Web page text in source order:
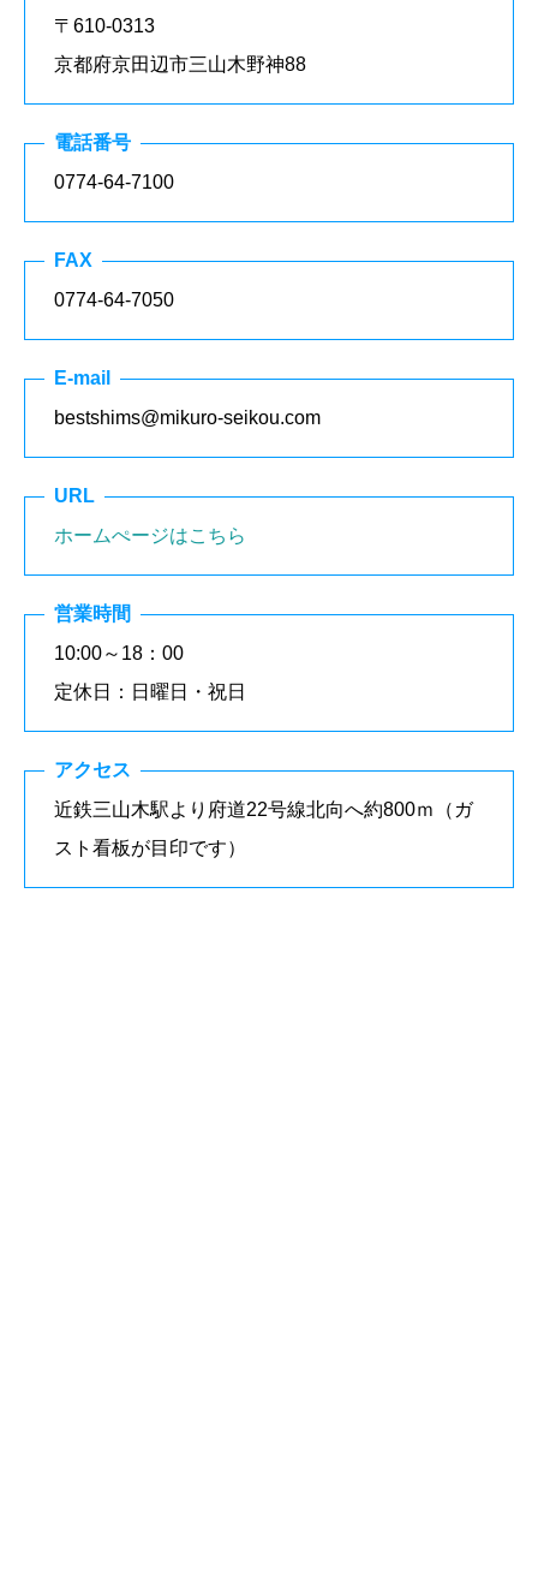
〒610-0313
京都府京田辺市三山木野神88
電話番号
0774-64-7100
FAX
0774-64-7050
E-mail
bestshims@mikuro-seikou.com
URL
ホームぺージはこちら
営業時間
10:00～18：00
定休日：日曜日・祝日
アクセス
近鉄三山木駅より府道22号線北向へ約800ｍ（ガ
スト看板が目印です）